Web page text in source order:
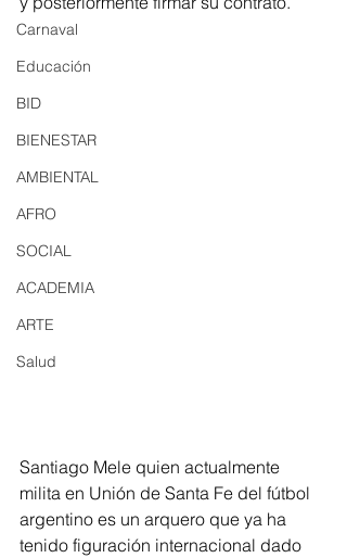
Carnaval
Educación
BID
BIENESTAR
AMBIENTAL
AFRO
SOCIAL
ACADEMIA
ARTE
Salud
Santiago Mele quien actualmente
milita en Unión de Santa Fe del fútbol
argentino es un arquero que ya ha
tenido figuración internacional dado